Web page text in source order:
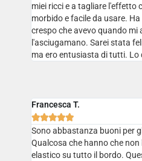
miei ricci e a tagliare l'effetto
morbido e facile da usare.
crespo che avevo quando mi
l'asciugamano. Sarei stata
ma ero entusiasta di tutti. Lo
Francesca T.

Sono abbastanza buoni per
Qualcosa che hanno che
elastico su tutto il bordo.